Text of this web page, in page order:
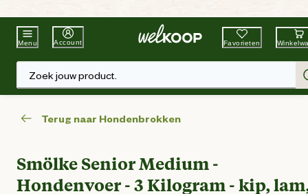
Beste WinkelketenTuin & Dier
Menu Account Favorieten
Zoek jouw product.
Terug naar Hondenbrokken
Smölke Senior Medium -
Hondenvoer - 3 Kilogram - kip,